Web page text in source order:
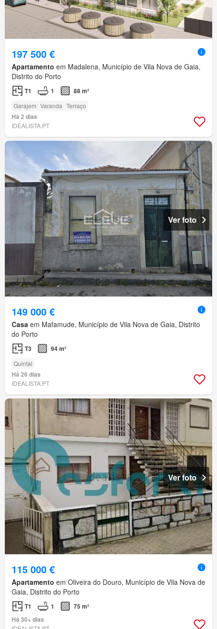
197 500 €
Apartamento em Madalena, Município de Vila Nova de Gaia,
Distrito do Porto
T1 1 88 m²
Garajem Varanda Terraço
Há 2 dias
IDEALISTA.PT
Ver foto
149 000 €
Casa em Mafamude, Município de Vila Nova de Gaia, Distrito
do Porto
T3 94 m²
Quintal
Há 26 dias
IDEALISTA.PT
Ver foto
115 000 €
Apartamento em Oliveira do Douro, Município de Vila Nova de
Gaia, Distrito do Porto
T1 1
75 m²
Há 30+ dias